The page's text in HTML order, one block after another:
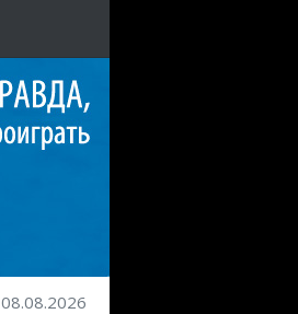
08.08.2026